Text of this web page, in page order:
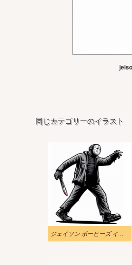
同じカテゴリーのイラスト
ジェイソン ボーヒーズ イラスト 無料 PNG 画像